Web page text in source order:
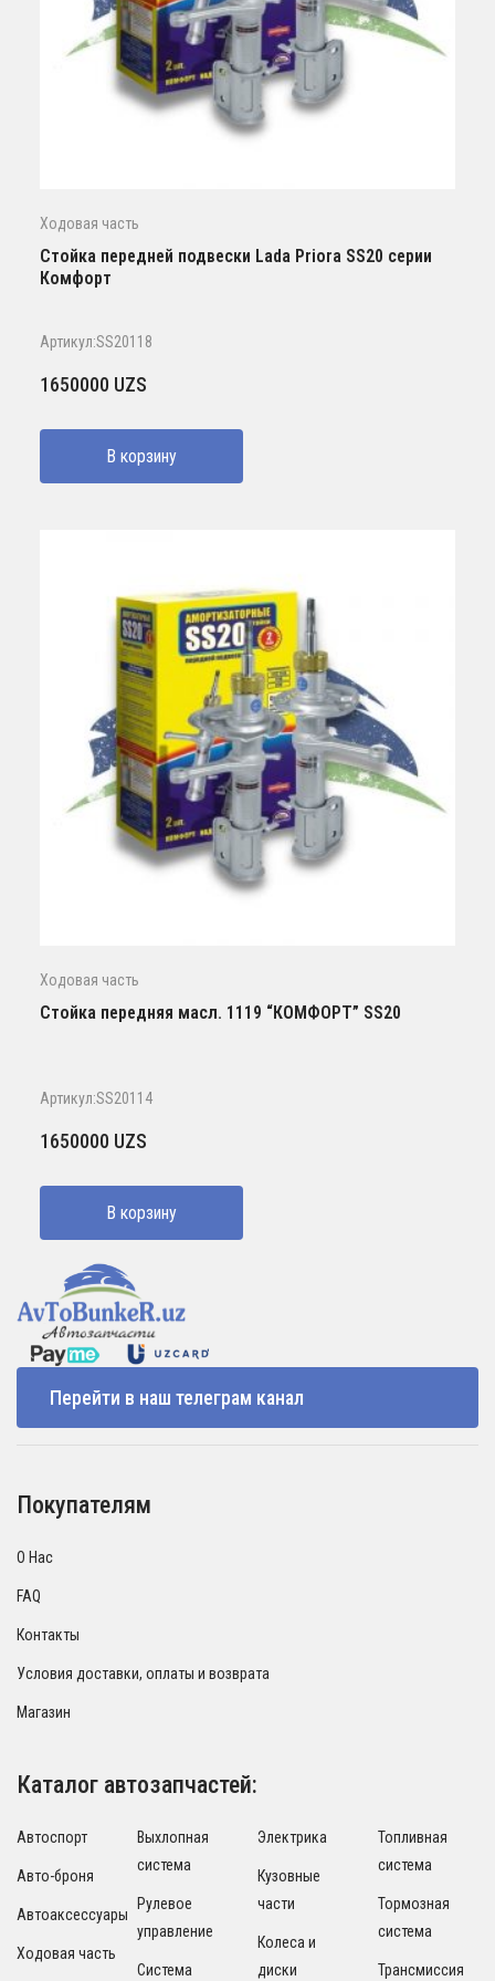
Ходовая часть
Стойка передней подвески Lada Priora SS20 серии
Комфорт
Артикул:SS20118
1650000 UZS
В корзину
Ходовая часть
Стойка передняя масл. 1119 “КОМФОРТ” SS20
Артикул:SS20114
1650000 UZS
В корзину
Перейти в наш телеграм канал
Покупателям
О Нас
FAQ
Контакты
Условия доставки, оплаты и возврата
Магазин
Каталог автозапчастей:
Автоспорт
Авто-броня
Автоаксессуары
Ходовая часть
Выхлопная
система
Рулевое
управление
Система
Электрика
Кузовные
части
Колеса и
диски
Топливная
система
Тормозная
система
Трансмиссия